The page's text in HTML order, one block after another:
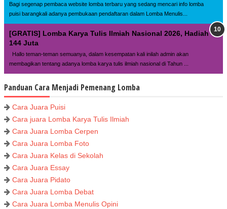
Bagi segenap pembaca website lomba terbaru yang sedang mencari info lomba
puisi barangkali adanya pembukaan pendaftaran dalam Lomba Menulis...
[GRATIS] Lomba Karya Tulis Ilmiah Nasional 2026, Hadiah
144 Juta
Hallo teman-teman semuanya, dalam kesempatan kali inilah admin akan
membagikan tentang adanya lomba karya tulis ilmiah nasional di Tahun ...
Panduan Cara Menjadi Pemenang Lomba
Cara Juara Puisi
Cara juara Lomba Karya Tulis Ilmiah
Cara Juara Lomba Cerpen
Cara Juara Lomba Foto
Cara Juara Kelas di Sekolah
Cara Juara Essay
Cara Juara Pidato
Cara Juara Lomba Debat
Cara Juara Lomba Menulis Opini